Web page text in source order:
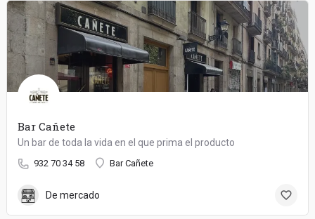
Bar Cañete
Un bar de toda la vida en el que prima el producto
932 70 34 58 Bar Cañete
De mercado